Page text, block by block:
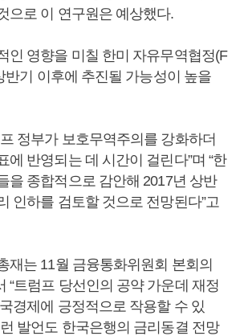
으로 이 연구원은 예상했다.
인 영향을 미칠 한미 자유무역협정(F
반기 이후에 추진될 가능성이 높을
정부가 보호무역주의를 강화하더
에 반영되는 데 시간이 걸린다”며 “한
을 종합적으로 감안해 2017년 상반
인하를 검토할 것으로 전망된다”고
재는 11월 금융통화위원회 본회의
“트럼프 당선인의 공약 가운데 재정
경제에 긍정적으로 작용할 수 있
발언도 한국은행의 금리동결 전망